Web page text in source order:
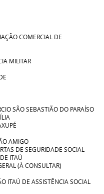
COMERCIAL DE
MILITAR
SÃO SEBASTIÃO DO PARAÍSO
AMIGO
DE SEGURIDADE SOCIAL
ITAÚ
(À CONSULTAR)
ITAÚ DE ASSISTÊNCIA SOCIAL